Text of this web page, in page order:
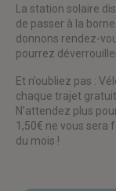
La station solaire
de passer à la
donnons rendez-
pourrez
Et n’oubliez pas :
chaque trajet
N’attendez plus
1,50€ ne vous sera
du mois !